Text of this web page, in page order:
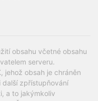
obsahu včetné obsahu
serveru.
jehož obsah je chráněn
další zpřístupňování
a to jakýmkoliv